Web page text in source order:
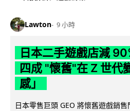
Lawton 9 小時
日本二手遊戲店減
四成 "懷舊"在 Z 世代
感」
日本零售巨頭 GEO 將懷舊遊戲銷